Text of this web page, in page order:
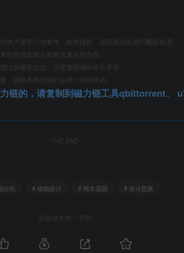
供大家学习与参考，如有侵权，请联系站长进行删除处理。
站赞同其观点和对其真实性负责。
法的相关信息，访客发现请向站长举报
，请联系我们我们会第一时间更新。
复制到磁力链工具qbittorrent、 uTottentBitcomet
THE END
分区 # 植物设计 # 雨水花园 # 设计思路
喜欢就支持一下吧